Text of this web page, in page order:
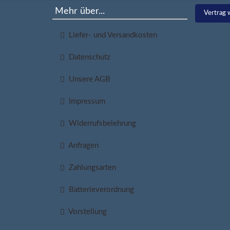
Mehr über...
Liefer- und Versandkosten
Datenschutz
Unsere AGB
Impressum
Widerrufsbelehrung
Anfragen
Zahlungsarten
Batterieverordnung
Vorstellung
Vertrag